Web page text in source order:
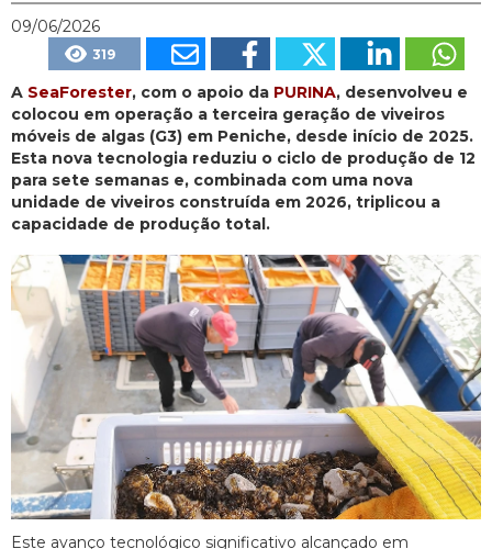
09/06/2026
319
A SeaForester, com o apoio da PURINA, desenvolveu e
colocou em operação a terceira geração de viveiros
móveis de algas (G3) em Peniche, desde início de 2025.
Esta nova tecnologia reduziu o ciclo de produção de 12
para sete semanas e, combinada com uma nova
unidade de viveiros construída em 2026, triplicou a
capacidade de produção total.
Este avanço tecnológico significativo alcançado em